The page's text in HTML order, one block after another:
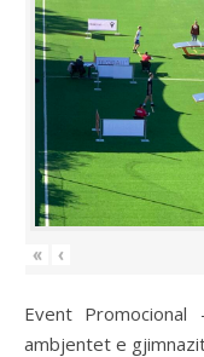
« ‹
Event
ambjentet e